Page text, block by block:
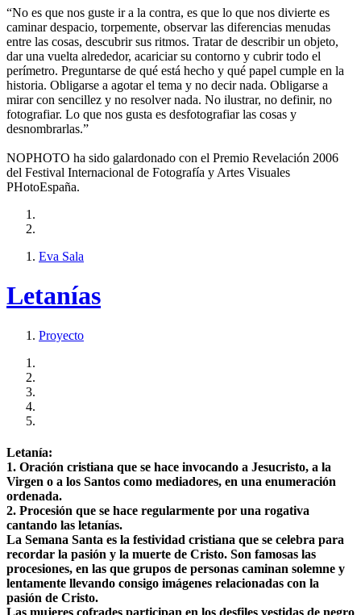
“No es que nos guste ir a la contra, es que lo que nos divierte es
caminar despacio, torpemente, observar las diferencias menudas
entre las cosas, descubrir sus ritmos. Tratar de describir un objeto,
dar una vuelta alrededor, acariciar su contorno y cubrir todo el
perímetro. Preguntarse de qué está hecho y qué papel cumple en la
historia. Obligarse a agotar el tema y no decir nada. Obligarse a
mirar con sencillez y no resolver nada. No ilustrar, no definir, no
fotografiar. Lo que nos gusta es desfotografiar las cosas y
desnombrarlas.”
NOPHOTO ha sido galardonado con el Premio Revelación 2006
del Festival Internacional de Fotografía y Artes Visuales
PHotoEspaña.
Eva Sala
Letanías
Proyecto
Letanía:
1. Oración cristiana que se hace invocando a Jesucristo, a la
Virgen o a los Santos como mediadores, en una enumeración
ordenada.
2. Procesión que se hace regularmente por una rogativa
cantando las letanías.
La Semana Santa es la festividad cristiana que se celebra para
recordar la pasión y la muerte de Cristo. Son famosas las
procesiones, en las que grupos de personas caminan solemne y
lentamente llevando consigo imágenes relacionadas con la
pasión de Cristo.